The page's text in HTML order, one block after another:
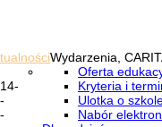
Wydarzenia,
Oferta
Kryteria i
Ulotka o
Nabór